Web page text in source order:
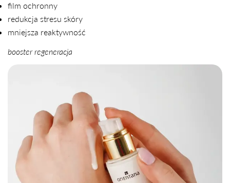
film ochronny
redukcja stresu skóry
mniejsza reaktywność
booster regeneracja